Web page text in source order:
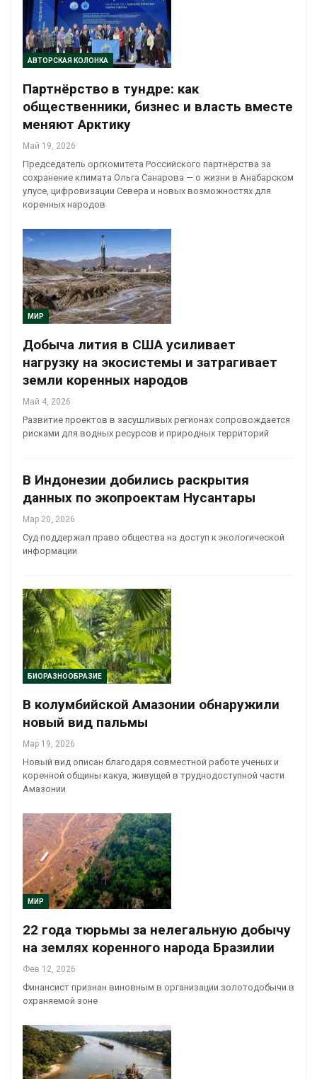
АВТОРСКАЯ КОЛОНКА
Партнёрство в тундре: как
общественники, бизнес и власть вместе
меняют Арктику
Май 19, 2026
Председатель оргкомитета Российского партнёрства за
сохранение климата Ольга Санарова — о жизни в Анабарском
улусе, цифровизации Севера и новых возможностях для
коренных народов
МИР
Добыча лития в США усиливает
нагрузку на экосистемы и затрагивает
земли коренных народов
Май 4, 2026
Развитие проектов в засушливых регионах сопровождается
рисками для водных ресурсов и природных территорий
В Индонезии добились раскрытия
данных по экопроектам Нусантары
Мар 20, 2026
Суд поддержал право общества на доступ к экологической
информации
БИОРАЗНООБРАЗИЕ
В колумбийской Амазонии обнаружили
новый вид пальмы
Мар 19, 2026
Новый вид описан благодаря совместной работе ученых и
коренной общины какуа, живущей в труднодоступной части
Амазонии
МИР
22 года тюрьмы за нелегальную добычу
на землях коренного народа Бразилии
Фев 12, 2026
Финансист признан виновным в организации золотодобычи в
охраняемой зоне